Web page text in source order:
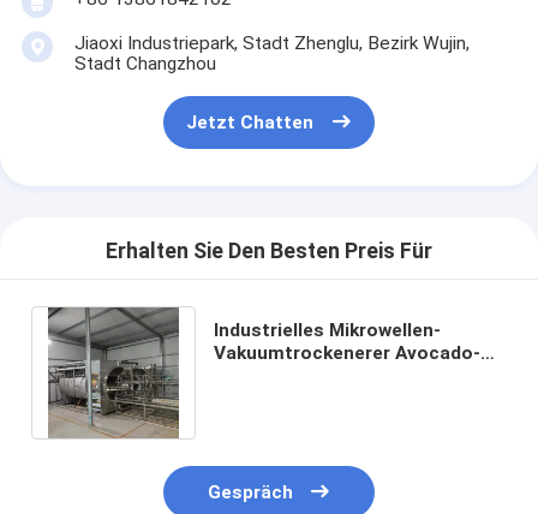
Jiaoxi Industriepark, Stadt Zhenglu, Bezirk Wujin,
Stadt Changzhou
Jetzt Chatten
Erhalten Sie Den Besten Preis Für
Industrielles Mikrowellen-
Vakuumtrockenerer Avocado-
Gespräch